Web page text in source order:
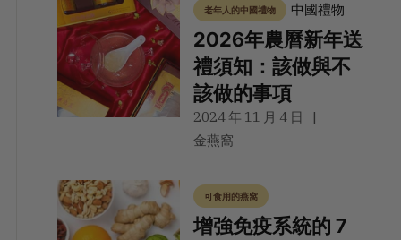
老年人的中國禮物 中國禮物
2026年農曆新年送
禮須知：該做與不
該做的事項
2024 年 11 月 4 日
金燕窩
可食用的燕窩
增強免疫系統的 7